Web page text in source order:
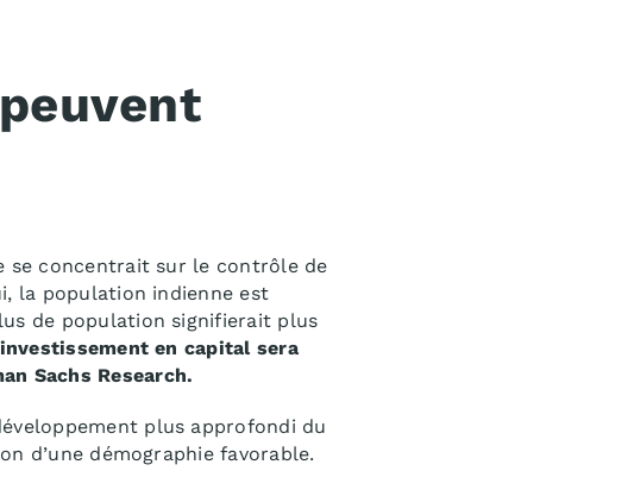
se concentrait sur le contrôle de
la population indienne est
de population signifierait plus
en capital sera
Sachs Research.
plus approfondi du
d’une démographie favorable.